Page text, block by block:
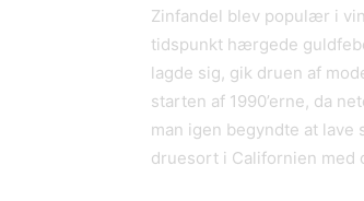
Zinfandel blev populær i
tidspunkt hærgede
lagde sig, gik druen af
starten af 1990’erne, da
man igen begyndte at lave
druesort i Californien med